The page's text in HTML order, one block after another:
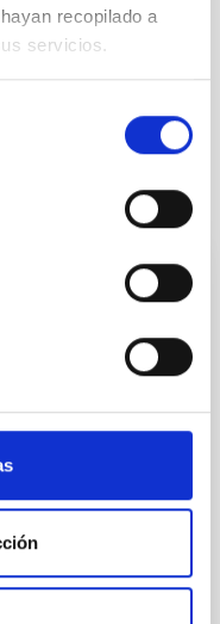
recopilado a
servicios.
Laboral - PS-
el ingreso, como
trabajo con la
las siguientes
de fabricación
y conjuntos,